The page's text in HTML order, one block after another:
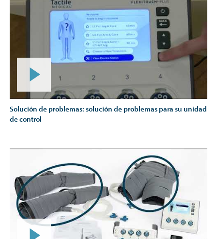
Solución de problemas: solución de problemas para su unidad
de control